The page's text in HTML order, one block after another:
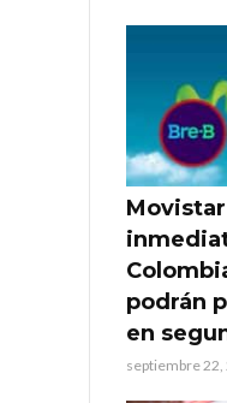
podrán
en
septiembre 22,